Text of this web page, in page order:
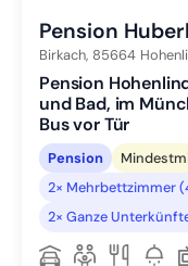
Pension
Birkach, 85664
Pension
und Bad, im
Bus vor Tür
Pension
2× Mehrbettzimmer
2× Ganze